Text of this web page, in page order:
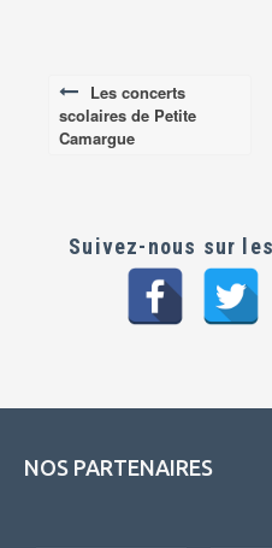
Post
navigation
Les concerts
scolaires de Petite
Camargue
Suivez-nous sur
NOS PARTENAIRES